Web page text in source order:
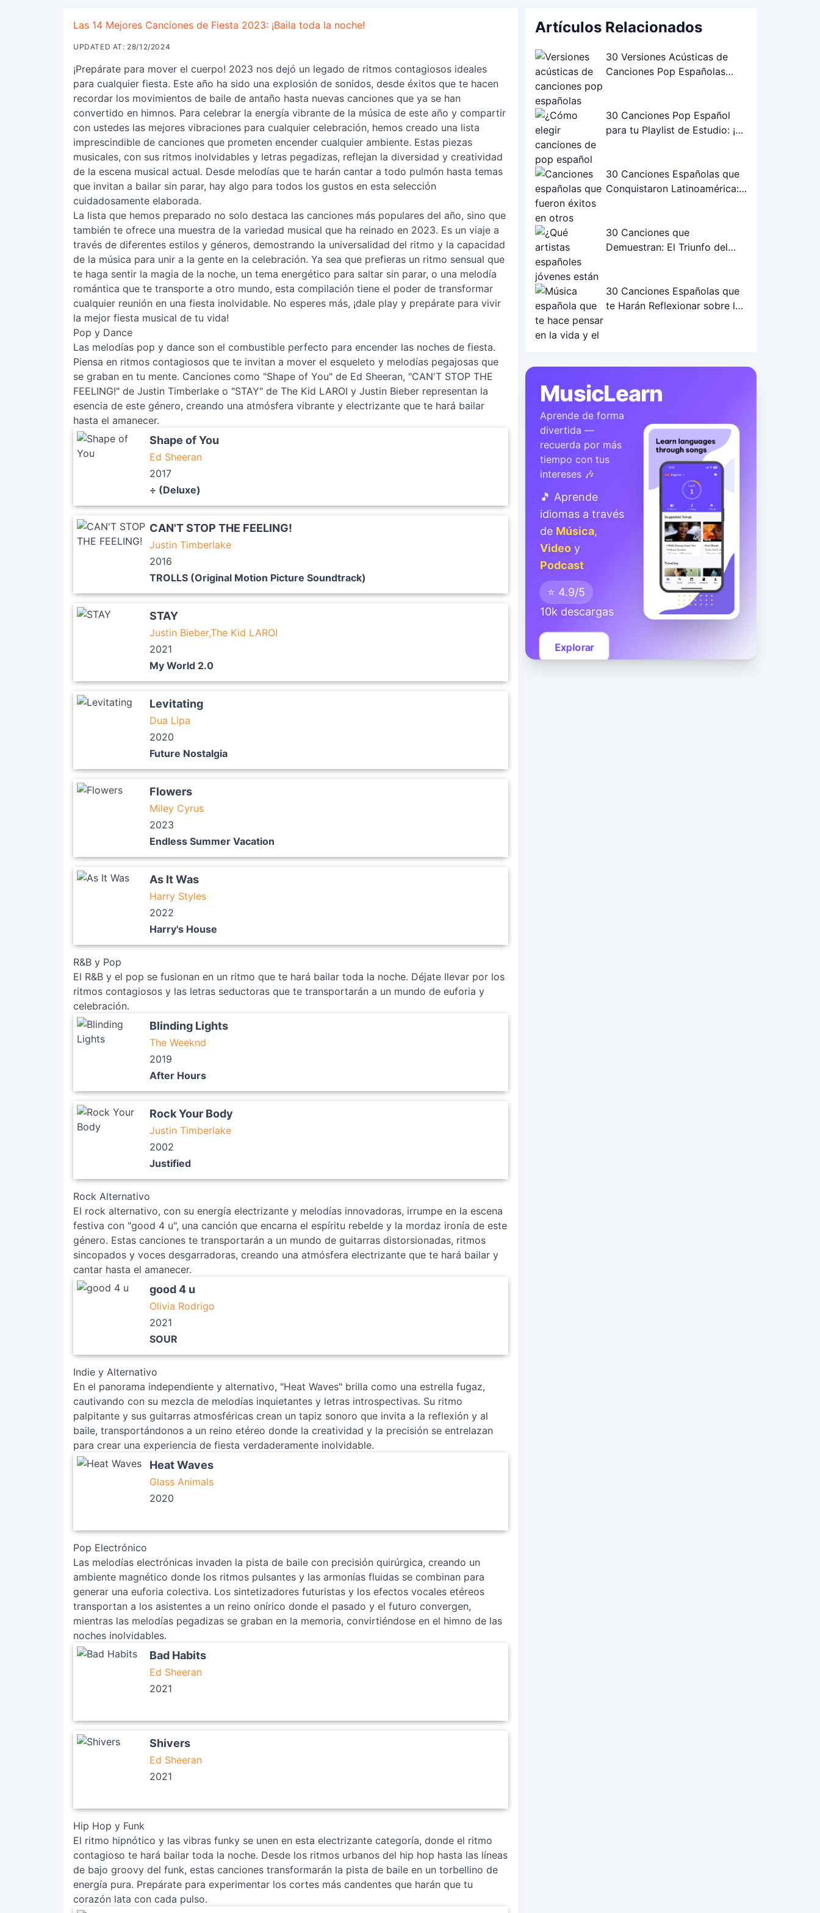
Las 14 Mejores Canciones de Fiesta 2023: ¡Baila toda la noche!
UPDATED AT: 28/12/2024
¡Prepárate para mover el cuerpo! 2023 nos dejó un legado de ritmos contagiosos ideales
para cualquier fiesta. Este año ha sido una explosión de sonidos, desde éxitos que te hacen
recordar los movimientos de baile de antaño hasta nuevas canciones que ya se han
convertido en himnos. Para celebrar la energía vibrante de la música de este año y compartir
con ustedes las mejores vibraciones para cualquier celebración, hemos creado una lista
imprescindible de canciones que prometen encender cualquier ambiente. Estas piezas
musicales, con sus ritmos inolvidables y letras pegadizas, reflejan la diversidad y creatividad
de la escena musical actual. Desde melodías que te harán cantar a todo pulmón hasta temas
que invitan a bailar sin parar, hay algo para todos los gustos en esta selección
cuidadosamente elaborada.
La lista que hemos preparado no solo destaca las canciones más populares del año, sino que
también te ofrece una muestra de la variedad musical que ha reinado en 2023. Es un viaje a
través de diferentes estilos y géneros, demostrando la universalidad del ritmo y la capacidad
de la música para unir a la gente en la celebración. Ya sea que prefieras un ritmo sensual que
te haga sentir la magia de la noche, un tema energético para saltar sin parar, o una melodía
romántica que te transporte a otro mundo, esta compilación tiene el poder de transformar
cualquier reunión en una fiesta inolvidable. No esperes más, ¡dale play y prepárate para vivir
la mejor fiesta musical de tu vida!
Pop y Dance
Las melodías pop y dance son el combustible perfecto para encender las noches de fiesta.
Piensa en ritmos contagiosos que te invitan a mover el esqueleto y melodías pegajosas que
se graban en tu mente. Canciones como "Shape of You" de Ed Sheeran, "CAN'T STOP THE
FEELING!" de Justin Timberlake o "STAY" de The Kid LAROI y Justin Bieber representan la
esencia de este género, creando una atmósfera vibrante y electrizante que te hará bailar
hasta el amanecer.
Shape of You
Ed Sheeran
2017
÷ (Deluxe)
CAN'T STOP THE FEELING!
Justin Timberlake
2016
TROLLS (Original Motion Picture Soundtrack)
STAY
Justin Bieber,The Kid LAROI
2021
My World 2.0
Levitating
Dua Lipa
2020
Future Nostalgia
Flowers
Miley Cyrus
2023
Endless Summer Vacation
As It Was
Harry Styles
2022
Harry's House
R&B y Pop
El R&B y el pop se fusionan en un ritmo que te hará bailar toda la noche. Déjate llevar por los
ritmos contagiosos y las letras seductoras que te transportarán a un mundo de euforia y
celebración.
Blinding Lights
The Weeknd
2019
After Hours
Rock Your Body
Justin Timberlake
2002
Justified
Rock Alternativo
El rock alternativo, con su energía electrizante y melodías innovadoras, irrumpe en la escena
festiva con "good 4 u", una canción que encarna el espíritu rebelde y la mordaz ironía de este
género. Estas canciones te transportarán a un mundo de guitarras distorsionadas, ritmos
sincopados y voces desgarradoras, creando una atmósfera electrizante que te hará bailar y
cantar hasta el amanecer.
good 4 u
Olivia Rodrigo
2021
SOUR
Indie y Alternativo
En el panorama independiente y alternativo, "Heat Waves" brilla como una estrella fugaz,
cautivando con su mezcla de melodías inquietantes y letras introspectivas. Su ritmo
palpitante y sus guitarras atmosféricas crean un tapiz sonoro que invita a la reflexión y al
baile, transportándonos a un reino etéreo donde la creatividad y la precisión se entrelazan
para crear una experiencia de fiesta verdaderamente inolvidable.
Heat Waves
Glass Animals
2020
Pop Electrónico
Las melodías electrónicas invaden la pista de baile con precisión quirúrgica, creando un
ambiente magnético donde los ritmos pulsantes y las armonías fluidas se combinan para
generar una euforia colectiva. Los sintetizadores futuristas y los efectos vocales etéreos
transportan a los asistentes a un reino onírico donde el pasado y el futuro convergen,
mientras las melodías pegadizas se graban en la memoria, convirtiéndose en el himno de las
noches inolvidables.
Bad Habits
Ed Sheeran
2021
Shivers
Ed Sheeran
2021
Hip Hop y Funk
El ritmo hipnótico y las vibras funky se unen en esta electrizante categoría, donde el ritmo
contagioso te hará bailar toda la noche. Desde los ritmos urbanos del hip hop hasta las líneas
de bajo groovy del funk, estas canciones transformarán la pista de baile en un torbellino de
energía pura. Prepárate para experimentar los cortes más candentes que harán que tu
corazón lata con cada pulso.
Artículos Relacionados
30 Versiones Acústicas de
Canciones Pop Españolas
30 Canciones Pop Español
para tu Playlist de Estudio: ¡La
30 Canciones Españolas que
Conquistaron Latinoamérica:
30 Canciones que
Demuestran: El Triunfo del
30 Canciones Españolas que
te Harán Reflexionar sobre la
MusicLearn
Aprende de forma
divertida —
recuerda por más
tiempo con tus
intereses 🎶
🎵 Aprende
idiomas a través
de Música,
Video y
Podcast
⭐ 4.9/5
10k descargas
Explorar